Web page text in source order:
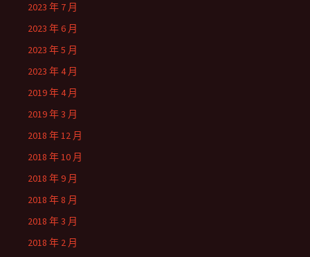
2023 年 7 月
2023 年 6 月
2023 年 5 月
2023 年 4 月
2019 年 4 月
2019 年 3 月
2018 年 12 月
2018 年 10 月
2018 年 9 月
2018 年 8 月
2018 年 3 月
2018 年 2 月